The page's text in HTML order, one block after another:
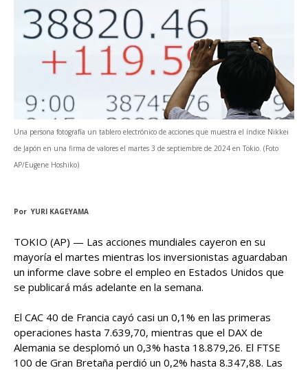
Una persona fotografía un tablero electrónico de acciones que muestra el índice Nikkei
de Japón en una firma de valores el martes 3 de septiembre de 2024 en Tokio. (Foto
AP/Eugene Hoshiko)
Por YURI KAGEYAMA
TOKIO (AP) — Las acciones mundiales cayeron en su
mayoría el martes mientras los inversionistas aguardaban
un informe clave sobre el empleo en Estados Unidos que
se publicará más adelante en la semana.
El CAC 40 de Francia cayó casi un 0,1% en las primeras
operaciones hasta 7.639,70, mientras que el DAX de
Alemania se desplomó un 0,3% hasta 18.879,26. El FTSE
100 de Gran Bretaña perdió un 0,2% hasta 8.347,88. Las